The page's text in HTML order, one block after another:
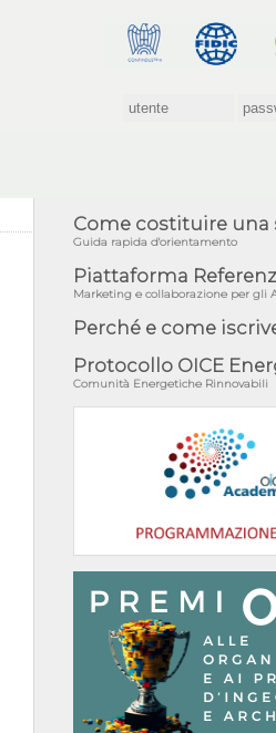
Come costituire una
Guida rapida d'orientamento
Piattaforma
Marketing e collaborazione per gli
Perché e come
Protocollo OICE
Comunità Energetiche Rinnovabili